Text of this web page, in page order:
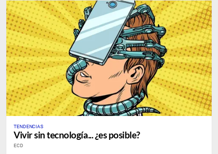
TENDENCIAS
Vivir sin tecnología... ¿es posible?
ECD